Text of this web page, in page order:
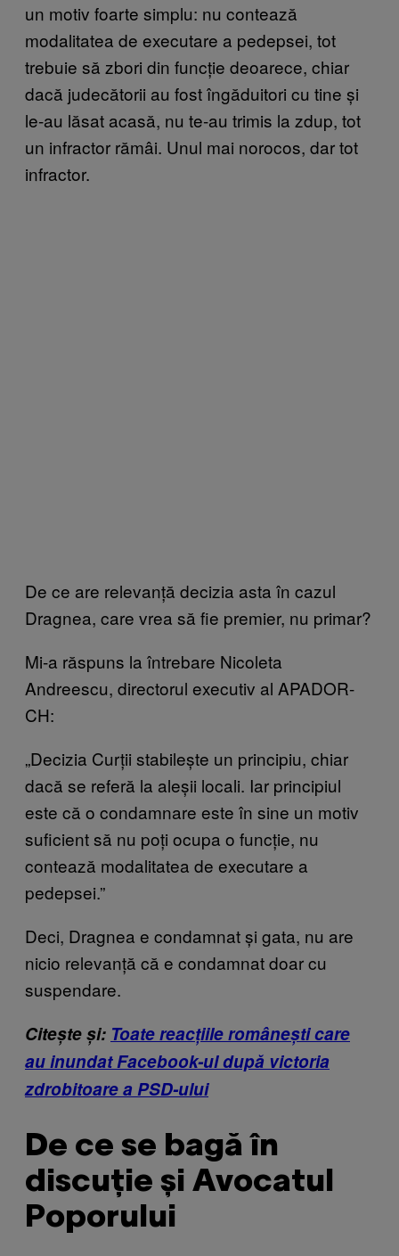
un motiv foarte simplu: nu contează
modalitatea de executare a pedepsei, tot
trebuie să zbori din funcție deoarece, chiar
dacă judecătorii au fost îngăduitori cu tine și
le-au lăsat acasă, nu te-au trimis la zdup, tot
un infractor rămâi. Unul mai norocos, dar tot
infractor.
De ce are relevanță decizia asta în cazul
Dragnea, care vrea să fie premier, nu primar?
Mi-a răspuns la întrebare Nicoleta
Andreescu, directorul executiv al APADOR-
CH:
„Decizia Curții stabilește un principiu, chiar
dacă se referă la aleșii locali. Iar principiul
este că o condamnare este în sine un motiv
suficient să nu poți ocupa o funcție, nu
contează modalitatea de executare a
pedepsei.”
Deci, Dragnea e condamnat și gata, nu are
nicio relevanță că e condamnat doar cu
suspendare.
Citește și: Toate reacțiile românești care
au inundat Facebook-ul după victoria
zdrobitoare a PSD-ului
De ce se bagă în
discuție și Avocatul
Poporului